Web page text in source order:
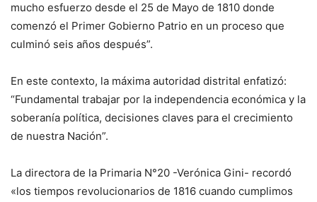
mucho esfuerzo desde el 25 de Mayo de 1810 donde
comenzó el Primer Gobierno Patrio en un proceso que
culminó seis años después”.
En este contexto, la máxima autoridad distrital enfatizó:
“Fundamental trabajar por la independencia económica y la
soberanía política, decisiones claves para el crecimiento
de nuestra Nación”.
La directora de la Primaria N°20 -Verónica Gini- recordó
«los tiempos revolucionarios de 1816 cuando cumplimos